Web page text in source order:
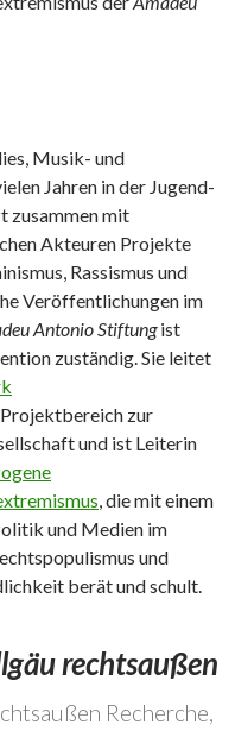
Musik- und
Jahren in der Jugend-
zusammen mit
Akteuren Projekte
Rassismus und
Veröffentlichungen im
Antonio Stiftungist
zuständig. Sie leitet
zur
und ist Leiterin
, die mit einem
und Medien im
und
berät und schult.
rechtsaußen
Recherche,